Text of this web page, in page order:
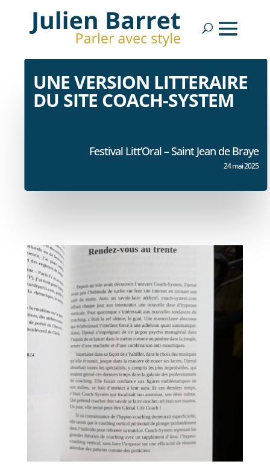
UNE VERSION LITTERAIRE
DU SITE COACH-SYSTEM
Festival Litt’Oral – Saint Jean de Braye
24 mai 2025